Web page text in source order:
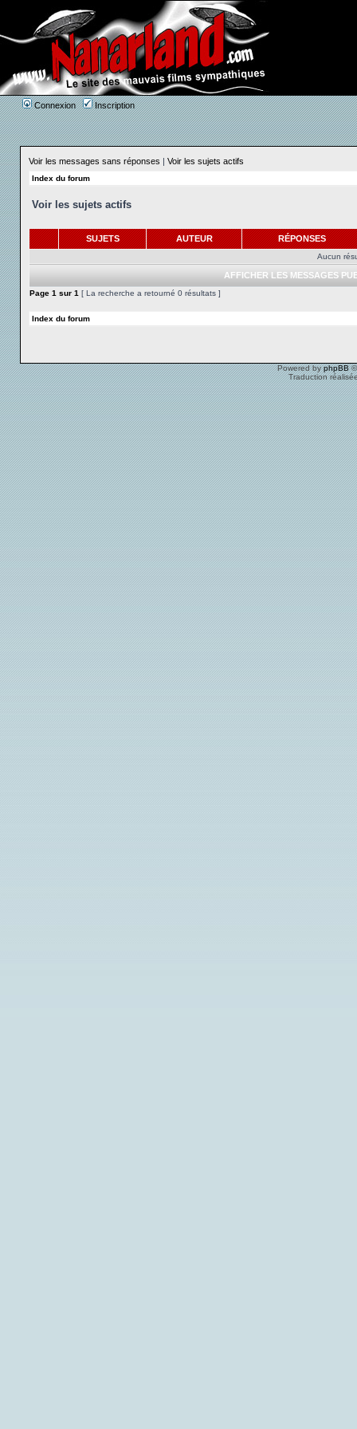
Connexion Inscription
Voir les messages sans réponses | Voir les sujets actifs
Index du forum
Voir les sujets actifs
SUJETS AUTEUR RÉPONSES
Aucun
AFFICHER LES MESSAGES
Page 1 sur 1 [ La recherche a retourné 0 résultats ]
Index du forum
Powered byphpBB©
Traduction